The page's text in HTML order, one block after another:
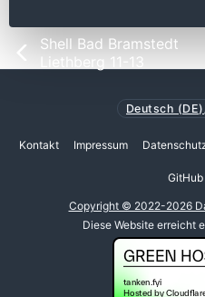
Shell Bad Bramstedt
Liethberg 11-13
Deutsch (DE)
Kontakt Impressum
GitHub
Copyright © 2022-2026
Diese Website erreicht